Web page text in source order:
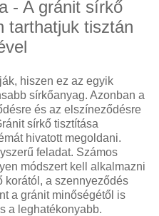
- A gránit sírkő
tarthatjuk tisztán
hiszen ez az egyik
sírkőanyag. Azonban a
és az elszíneződésre
sírkő tisztítása
hivatott megoldani.
feladat. Számos
módszert kell alkalmazni
korától, a szennyeződés
a gránit minőségétől is
a leghatékonyabb.